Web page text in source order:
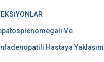
Ve
Hastaya Yaklaşım